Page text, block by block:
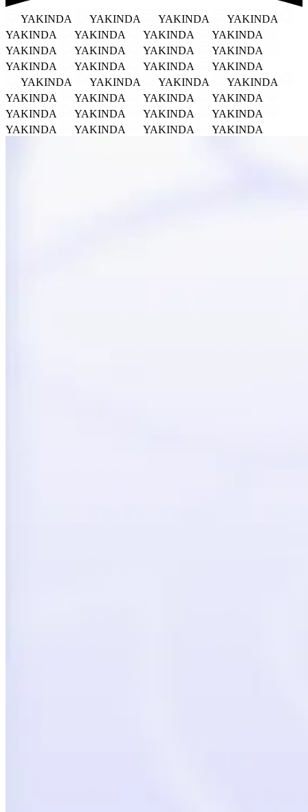
YAKINDA YAKINDA YAKINDA
YAKINDA
YAKINDA
YAKINDA YAKINDA
YAKINDA
YAKINDA
YAKINDA YAKINDA
YAKINDA
YAKINDA
YAKINDA YAKINDA
YAKINDA
YAKINDA
YAKINDA YAKINDA
YAKINDA
YAKINDA
YAKINDA YAKINDA
YAKINDA
YAKINDA
YAKINDA YAKINDA
YAKINDA
YAKINDA
YAKINDA YAKINDA YAKINDA